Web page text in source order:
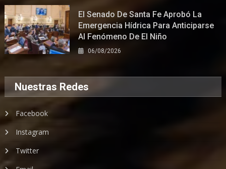
El Senado De Santa Fe Aprobó La
Emergencia Hídrica Para Anticiparse
Al Fenómeno De El Niño
06/08/2026
Nuestras Redes
Facebook
Instagram
Twitter